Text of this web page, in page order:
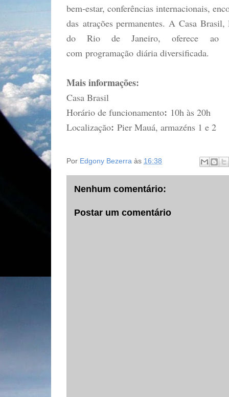
bem-estar, conferências internacionais,
das atrações permanentes. A Casa
do Rio de Janeiro, oferece ao
com programação diária diversificada.
Mais informações:
Casa Brasil
Horário de funcionamento: 10h às 20h
Localização: Pier Mauá, armazéns 1 e 2
Por Edgony Bezerra às 16:38
Nenhum comentário:
Postar um comentário